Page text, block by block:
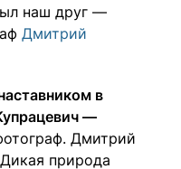
наш друг —
Дмитрий
в
—
Дмитрий
природа